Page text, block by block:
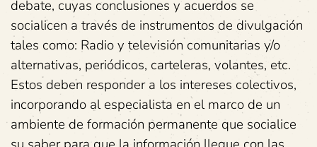
debate, cuyas conclusiones y acuerdos se
socialicen a través de instrumentos de divulgación
tales como: Radio y televisión comunitarias y/o
alternativas, periódicos, carteleras, volantes, etc.
Estos deben responder a los intereses colectivos,
incorporando al especialista en el marco de un
ambiente de formación permanente que socialice